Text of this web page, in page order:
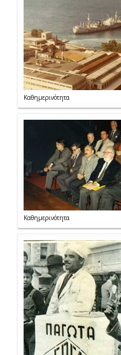
Καθημερινότητα
Καθημερινότητα